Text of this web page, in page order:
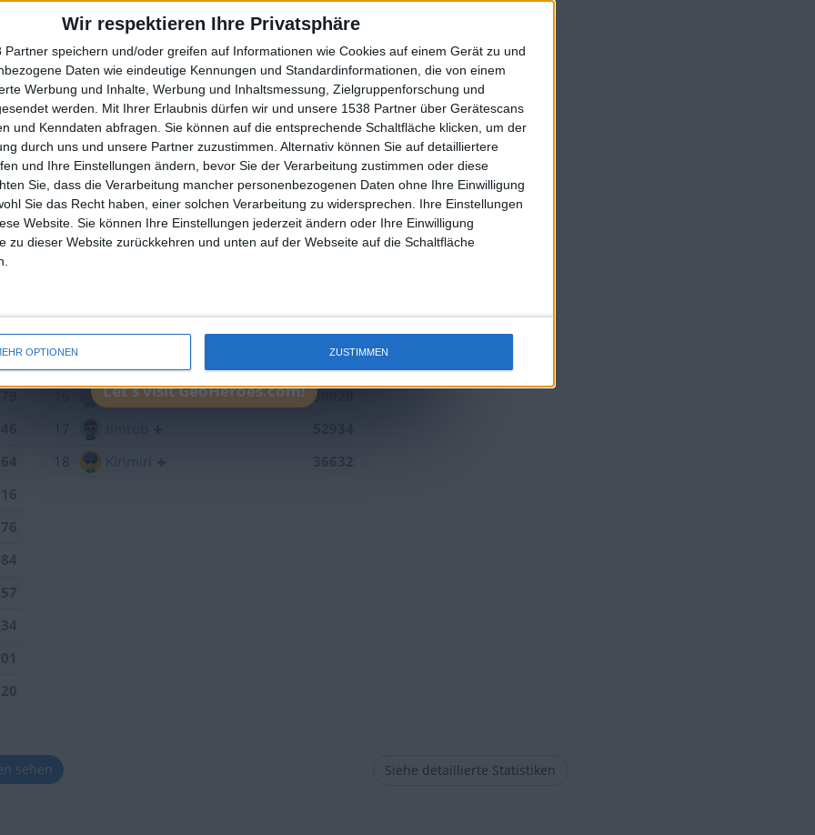
Wir respektieren Ihre Privatsphäre
Partner speichern und/oder greifen auf Informationen wie Cookies auf einem Gerät zu und
Daten wie eindeutige Kennungen und Standardinformationen, die von einem
Werbung und Inhalte, Werbung und Inhaltsmessung, Zielgruppenforschung und
werden.
Mit Ihrer Erlaubnis dürfen wir und unsere 1538 Partner über Gerätescans
und Kenndaten abfragen. Sie können auf die entsprechende Schaltfläche klicken, um der
durch uns und unsere Partner zuzustimmen. Alternativ können Sie auf detailliertere
und Ihre Einstellungen ändern, bevor Sie der Verarbeitung zustimmen oder diese
Sie, dass die Verarbeitung mancher personenbezogenen Daten ohne Ihre Einwilligung
Sie das Recht haben, einer solchen Verarbeitung zu widersprechen. Ihre Einstellungen
Website. Sie können Ihre Einstellungen jederzeit ändern oder Ihre Einwilligung
zu dieser Website zurückkehren und unten auf der Webseite auf die Schaltfläche
OPTIONEN ZUSTIMMEN
5
offside
106264
6
YB2018
105376
Sepp
105157
8
spotter
104520
9
eek
102370
10
ccn
102205
11
brunswiek
91629
14
iggypop
66889
R.Seifert
59920
17
18
Kirimiri
sehen Siehe detaillierte Statistiken
🇺🇸 We noticed you’re visiting from
an English-speaking country
Join our American version now and be among
the firsts to submit your score on our
leaderboards!
Let's visit GeoHeroes.com!